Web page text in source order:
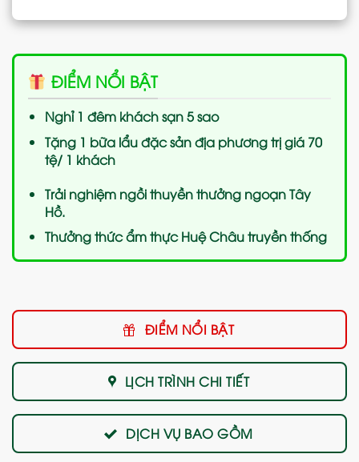
ĐIỂM NỔI BẬT
Nghỉ 1 đêm khách sạn 5 sao
Tặng 1 bữa lẩu đặc sản địa phương trị giá 70
tệ/ 1 khách
Trải nghiệm ngồi thuyền thưởng ngoạn Tây
Hồ.
Thưởng thức ẩm thực Huệ Châu truyền thống
ĐIỂM NỔI BẬT
LỊCH TRÌNH CHI TIẾT
DỊCH VỤ BAO GỒM